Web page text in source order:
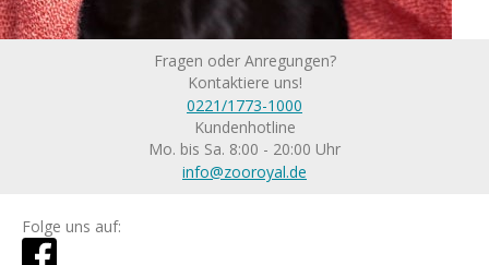
Fragen oder Anregungen?
Kontaktiere uns!
0221/1773-1000
Kundenhotline
Mo. bis Sa. 8:00 - 20:00 Uhr
info@zooroyal.de
Folge uns auf: